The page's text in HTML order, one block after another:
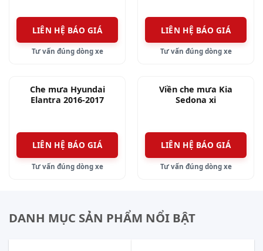
LIÊN HỆ BÁO GIÁ
Tư vấn đúng dòng xe
LIÊN HỆ BÁO GIÁ
Tư vấn đúng dòng xe
Che mưa Hyundai
Elantra 2016-2017
LIÊN HỆ BÁO GIÁ
Tư vấn đúng dòng xe
Viền che mưa Kia
Sedona xi
LIÊN HỆ BÁO GIÁ
Tư vấn đúng dòng xe
DANH MỤC SẢN PHẨM NỔI BẬT